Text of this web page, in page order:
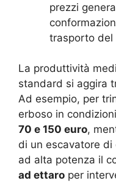
prezzi
trasporto del
La produttività
standard si aggira
Ad esempio, per
erboso in
70 e 150 euro,
di un escavatore
ad alta potenza il
ad ettaro per